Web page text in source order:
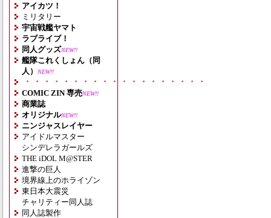
アイカツ！
ミリタリー
宇宙戦艦ヤマト
ラブライブ！
同人グッズNEW!!
艦隊これくしょん（同
人）
NEW!!
・・・・・・・・・・・・・・・・・・・
COMIC ZIN 専売NEW!!
商業誌
オリジナルNEW!!
ニンジャスレイヤー
アイドルマスター
シンデレラガールズ
THE iDOL M@STER
進撃の巨人
境界線上のホライゾン
東日本大震災
チャリティー同人誌
同人誌製作